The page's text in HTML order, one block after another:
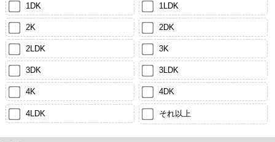
1DK 1LDK
2K 2DK
2LDK 3K
3DK 3LDK
4K 4DK
4LDK それ以上